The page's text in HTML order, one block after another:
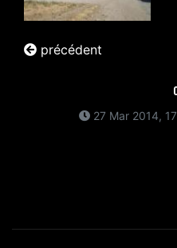
précédent
27 Mar 2014,